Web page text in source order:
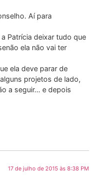
Aí para
Patrícia deixar tudo que
ela não vai ter
ela deve parar de
projetos de lado,
a seguir… e depois
17 de julho de 2015 às 8:38 PM